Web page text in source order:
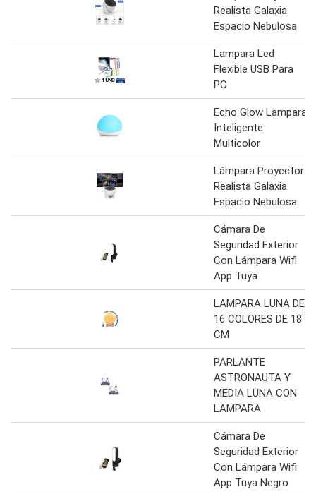
Realista Galaxia
Espacio Nebulosa
Lampara Led
Flexible USB Para
PC
Echo Glow Lampara
Inteligente
Multicolor
Lámpara Proyector
Realista Galaxia
Espacio Nebulosa
Cámara De
Seguridad Exterior
Con Lámpara Wifi
App Tuya
LAMPARA LUNA DE
16 COLORES DE 18
CM
PARLANTE
ASTRONAUTA Y
MEDIA LUNA CON
LAMPARA
Cámara De
Seguridad Exterior
Con Lámpara Wifi
App Tuya Negro